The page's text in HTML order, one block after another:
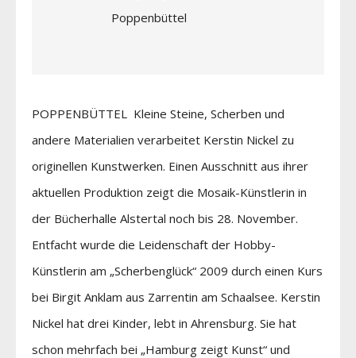
Poppenbüttel
POPPENBÜTTEL Kleine Steine, Scherben und
andere Materialien verarbeitet Kerstin Nickel zu
originellen Kunstwerken. Einen Ausschnitt aus ihrer
aktuellen Produktion zeigt die Mosaik-Künstlerin in
der Bücherhalle Alstertal noch bis 28. November.
Entfacht wurde die Leidenschaft der Hobby-
Künstlerin am „Scherbenglück“ 2009 durch einen Kurs
bei Birgit Anklam aus Zarrentin am Schaalsee. Kerstin
Nickel hat drei Kinder, lebt in Ahrensburg. Sie hat
schon mehrfach bei „Hamburg zeigt Kunst“ und